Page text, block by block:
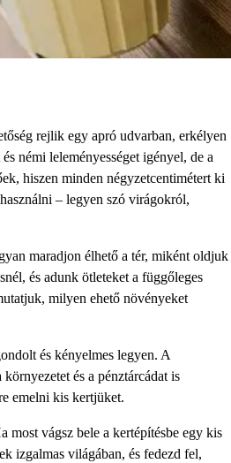
rejlik egy apró udvarban, erkélyen
némi leleményességet igényel, de a
hiszen minden négyzetcentimétert ki
– legyen szó virágokról,
maradjon élhető a tér, miként oldjuk
és adunk ötleteket a függőleges
milyen ehető növényeket
és kényelmes legyen. A
és a pénztárcádat is
emelni kis kertjüket.
most vágsz bele a kertépítésbe egy kis
izgalmas világában, és fedezd fel,